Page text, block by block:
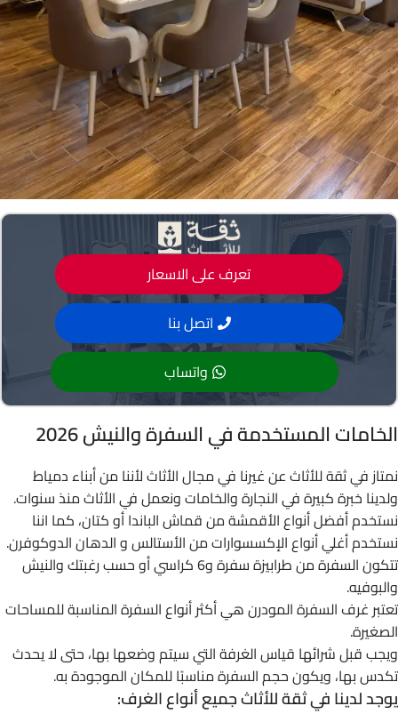
تعرف على الاسعار
اتصل بنا
واتساب
الخامات المستخدمة في السفرة والنيش 2026
نمتاز في ثقة للأثاث عن غيرنا في مجال الأثاث لأننا من أبناء دمياط
ولدينا خبرة كبيرة في النجارة والخامات ونعمل في الأثاث منذ سنوات.
نستخدم أفضل أنواع الأقمشة من قماش الباندا أو كتان، كما اننا
نستخدم أغلي أنواع الإكسسوارات من الأستالس و الدهان الدوكوفرن.
تتكون السفرة من طرابيزة سفرة و6 كراسي أو حسب رغبتك والنيش
والبوفيه.
تعتبر غرف السفرة المودرن هي أكثر أنواع السفرة المناسبة للمساحات
الصغيرة.
ويجب قبل شرائها قياس الغرفة التي سيتم وضعها بها، حتى لا يحدث
تكدس بها، ويكون حجم السفرة مناسبًا للمكان الموجودة به.
يوجد لدينا في ثقة للأثاث جميع أنواع الغرف: